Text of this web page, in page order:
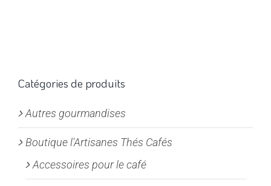
Catégories de produits
Autres gourmandises
Boutique l'Artisanes Thés Cafés
Accessoires pour le café